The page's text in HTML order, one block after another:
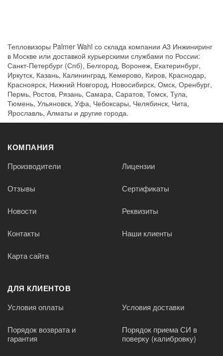
Тепловизоры Palmer Wahl со склада компании А3 Инжиниринг
в Москве или доставкой курьерскими службами по России:
Санкт-Петербург (Спб), Белгород, Воронеж, Екатеринбург,
Иркутск, Казань, Калининград, Кемерово, Киров, Краснодар,
Красноярск, Нижний Новгород, Новосибирск, Омск, Оренбург,
Пермь, Ростов, Рязань, Самара, Саратов, Томск, Тула,
Тюмень, Ульяновск, Уфа, Чебоксары, Челябинск, Чита,
Ярославль, Алматы и другие города.
КОМПАНИЯ
Производители Лицензии
Отзывы Сертификаты
Новости Реквизиты
Контакты Наши клиенты
Карта сайта
ДЛЯ КЛИЕНТОВ
Условия оплаты Условия доставки
Порядок возврата и
гарантия
Порядок приема СИ в
поверку (калибровку)